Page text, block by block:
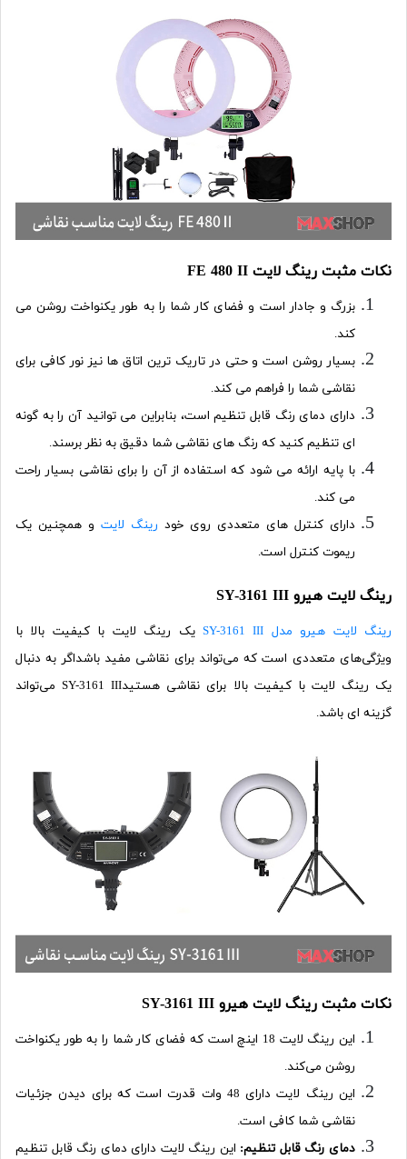
نکات مثبت رینگ لایت FE 480 II
بزرگ و جادار است و فضای کار شما را به طور یکنواخت روشن می
کند.
بسیار روشن است و حتی در تاریک ترین اتاق ها نیز نور کافی برای
نقاشی شما را فراهم می کند.
دارای دمای رنگ قابل تنظیم است، بنابراین می توانید آن را به گونه
ای تنظیم کنید که رنگ های نقاشی شما دقیق به نظر برسند.
با پایه ارائه می شود که استفاده از آن را برای نقاشی بسیار راحت
می کند.
دارای کنترل های متعددی روی خود رینگ لایت و همچنین یک
ریموت کنترل است.
رینگ لایت هیرو SY-3161 III
رینگ لایت هیرو مدل SY-3161 III
یک رینگ لایت با کیفیت بالا با
ویژگی‌های متعددی است که می‌تواند برای نقاشی مفید باشداگر به دنبال
یک رینگ لایت با کیفیت بالا برای نقاشی هستیدSY-3161 III می‌تواند
گزینه ای باشد.
نکات مثبت رینگ لایت هیرو SY-3161 III
این رینگ لایت 18 اینچ است که فضای کار شما را به طور یکنواخت
روشن می‌کند.
این رینگ لایت دارای 48 وات قدرت است که برای دیدن جزئیات
نقاشی شما کافی است.
دمای رنگ قابل تنظیم: این رینگ لایت دارای دمای رنگ قابل تنظیم